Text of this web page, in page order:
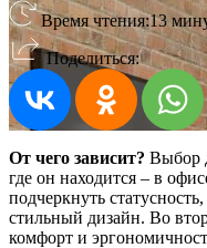
Время чтения:13
Поделиться:
От чего зависит? Выбор
где он находится – в
подчеркнуть
стильный дизайн. Во
комфорт и